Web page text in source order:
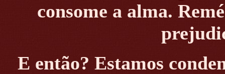
consome a alma.
E então? Estamos